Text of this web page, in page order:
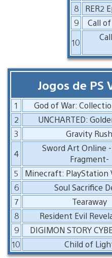
8
RER2
9
Call
10
Jogos de PS
1
God of War:
2
UNCHARTED:
3
Gravity Rush
4
Sword Art Online
Fragment-
5
Minecraft: PlayStation
6
Soul Sacrifice
7
Tearaway
8
Resident Evil
9
DIGIMON STORY
10
Child of